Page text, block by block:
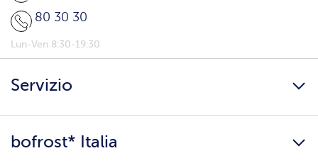
80 30 30
Lun-Ven 8:30-19:30
Servizio
Presenta un amico
bofrost* Italia